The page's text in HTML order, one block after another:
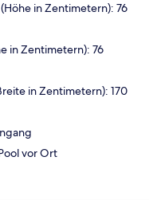
in Zentimetern): 76
in Zentimetern): 76
in Zentimetern): 170
vor Ort